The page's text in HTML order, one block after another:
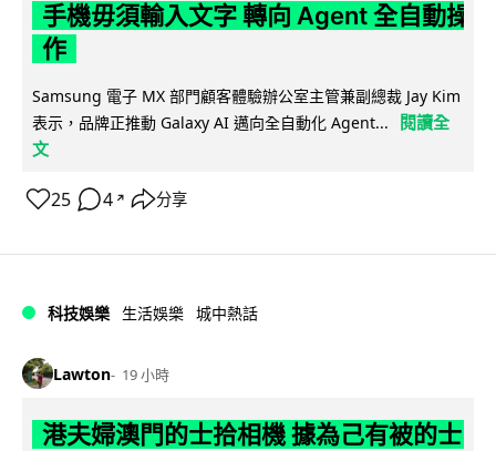
手機毋須輸入文字 轉向 Agent 全自動操
作
Samsung 電子 MX 部門顧客體驗辦公室主管兼副總裁 Jay Kim
表示，品牌正推動 Galaxy AI 邁向全自動化 Agent...
閱讀全
文
25 4 ↗ 分享
科技娛樂 生活娛樂 城中熱話
Lawton 19 小時
港夫婦澳門的士拾相機 據為己有被的士